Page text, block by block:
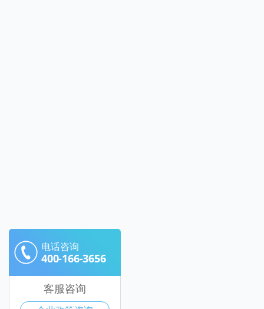
电话咨询
400-166-3656
客服咨询